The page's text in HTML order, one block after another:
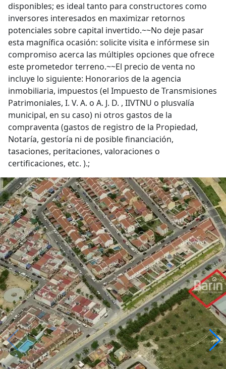
disponibles; es ideal tanto para constructores como
inversores interesados en maximizar retornos
potenciales sobre capital invertido.~~No deje pasar
esta magnífica ocasión: solicite visita e infórmese sin
compromiso acerca las múltiples opciones que ofrece
este prometedor terreno.~~El precio de venta no
incluye lo siguiente: Honorarios de la agencia
inmobiliaria, impuestos (el Impuesto de Transmisiones
Patrimoniales, I. V. A. o A. J. D. , IIVTNU o plusvalía
municipal, en su caso) ni otros gastos de la
compraventa (gastos de registro de la Propiedad,
Notaría, gestoría ni de posible financiación,
tasaciones, peritaciones, valoraciones o
certificaciones, etc. ).;